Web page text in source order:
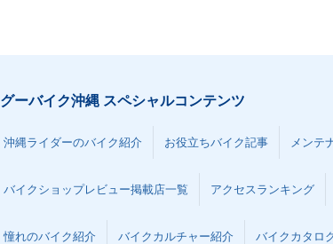
グーバイク沖縄 スペシャルコンテンツ
沖縄ライダーのバイク紹介 お役立ちバイク記事 メンテ
バイクショップレビュー掲載店一覧 アクセスランキング
憧れのバイク紹介 バイクカルチャー紹介 バイクカタロ